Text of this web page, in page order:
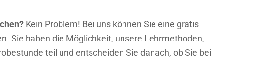
Kein Problem! Bei uns können Sie eine gratis
Sie haben die Möglichkeit, unsere Lehrmethoden,
teil und entscheiden Sie danach, ob Sie bei